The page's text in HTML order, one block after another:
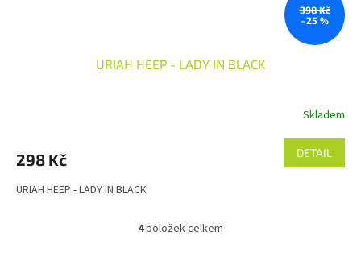
398 Kč
–25 %
URIAH HEEP - LADY IN BLACK
Skladem
298 Kč DETAIL
URIAH HEEP - LADY IN BLACK
O
4položek celkem